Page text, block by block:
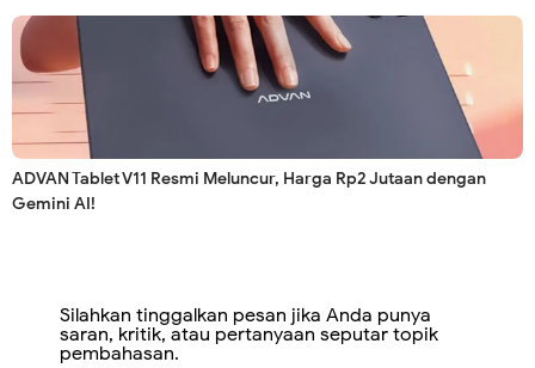
ADVAN Tablet V11 Resmi Meluncur, Harga Rp2 Jutaan dengan
Gemini AI!
Silahkan tinggalkan pesan jika Anda punya
saran, kritik, atau pertanyaan seputar topik
pembahasan.